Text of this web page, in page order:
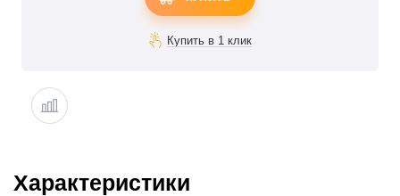
Характеристики